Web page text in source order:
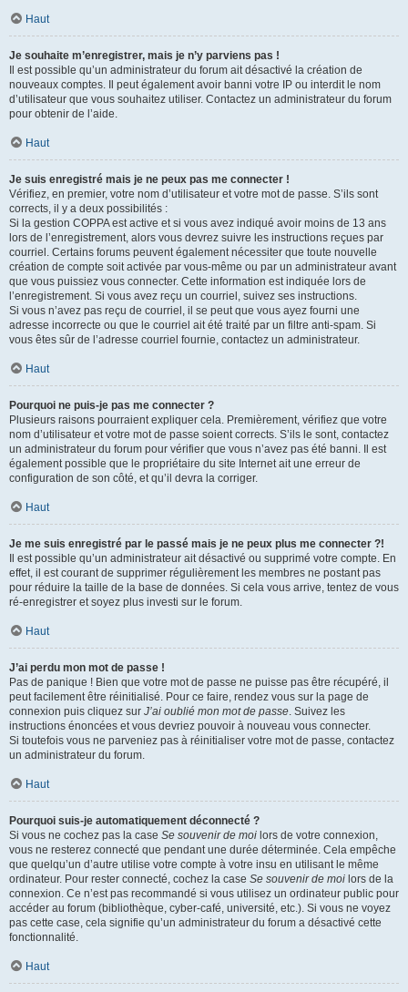
Haut
Je souhaite m’enregistrer, mais je n’y parviens pas !
Il est possible qu’un administrateur du forum ait désactivé la création de
nouveaux comptes. Il peut également avoir banni votre IP ou interdit le nom
d’utilisateur que vous souhaitez utiliser. Contactez un administrateur du forum
pour obtenir de l’aide.
Haut
Je suis enregistré mais je ne peux pas me connecter !
Vérifiez, en premier, votre nom d’utilisateur et votre mot de passe. S’ils sont
corrects, il y a deux possibilités :
Si la gestion COPPA est active et si vous avez indiqué avoir moins de 13 ans
lors de l’enregistrement, alors vous devrez suivre les instructions reçues par
courriel. Certains forums peuvent également nécessiter que toute nouvelle
création de compte soit activée par vous-même ou par un administrateur avant
que vous puissiez vous connecter. Cette information est indiquée lors de
l’enregistrement. Si vous avez reçu un courriel, suivez ses instructions.
Si vous n’avez pas reçu de courriel, il se peut que vous ayez fourni une
adresse incorrecte ou que le courriel ait été traité par un filtre anti-spam. Si
vous êtes sûr de l’adresse courriel fournie, contactez un administrateur.
Haut
Pourquoi ne puis-je pas me connecter ?
Plusieurs raisons pourraient expliquer cela. Premièrement, vérifiez que votre
nom d’utilisateur et votre mot de passe soient corrects. S’ils le sont, contactez
un administrateur du forum pour vérifier que vous n’avez pas été banni. Il est
également possible que le propriétaire du site Internet ait une erreur de
configuration de son côté, et qu’il devra la corriger.
Haut
Je me suis enregistré par le passé mais je ne peux plus me connecter ?!
Il est possible qu’un administrateur ait désactivé ou supprimé votre compte. En
effet, il est courant de supprimer régulièrement les membres ne postant pas
pour réduire la taille de la base de données. Si cela vous arrive, tentez de vous
ré-enregistrer et soyez plus investi sur le forum.
Haut
J’ai perdu mon mot de passe !
Pas de panique ! Bien que votre mot de passe ne puisse pas être récupéré, il
peut facilement être réinitialisé. Pour ce faire, rendez vous sur la page de
connexion puis cliquez sur J’ai oublié mon mot de passe. Suivez les
instructions énoncées et vous devriez pouvoir à nouveau vous connecter.
Si toutefois vous ne parveniez pas à réinitialiser votre mot de passe, contactez
un administrateur du forum.
Haut
Pourquoi suis-je automatiquement déconnecté ?
Si vous ne cochez pas la case Se souvenir de moi lors de votre connexion,
vous ne resterez connecté que pendant une durée déterminée. Cela empêche
que quelqu’un d’autre utilise votre compte à votre insu en utilisant le même
ordinateur. Pour rester connecté, cochez la case Se souvenir de moi lors de la
connexion. Ce n’est pas recommandé si vous utilisez un ordinateur public pour
accéder au forum (bibliothèque, cyber-café, université, etc.). Si vous ne voyez
pas cette case, cela signifie qu’un administrateur du forum a désactivé cette
fonctionnalité.
Haut